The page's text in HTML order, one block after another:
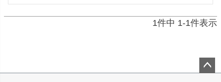
1件中 1-1件表示